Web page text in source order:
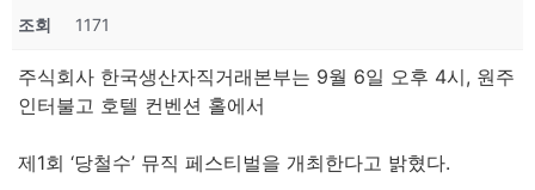
조회 1171
주식회사 한국생산자직거래본부는 9월 6일 오후 4시, 원주
인터불고 호텔 컨벤션 홀에서
제1회 ‘당철수’ 뮤직 페스티벌을 개최한다고 밝혔다.